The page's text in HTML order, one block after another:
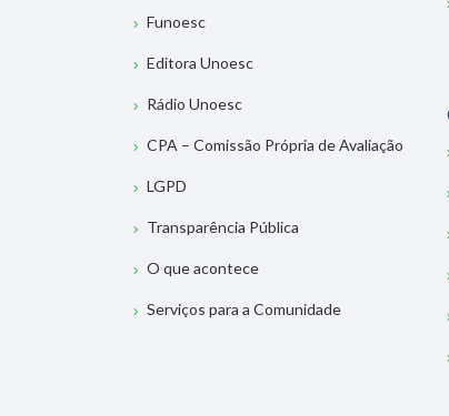
Funoesc
Editora Unoesc
Rádio Unoesc
CPA – Comissão Própria de Avaliação
LGPD
Transparência Pública
O que acontece
Serviços para a Comunidade